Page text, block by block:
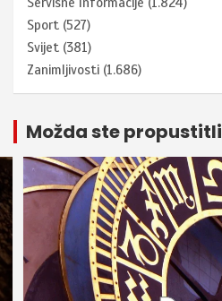
Sport (527)
Svijet (381)
Zanimljivosti (1.686)
Možda ste propustitli